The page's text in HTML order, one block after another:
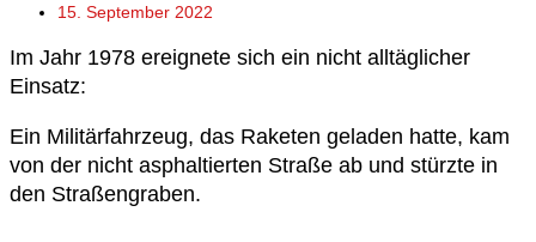
15. September 2022
Im Jahr 1978 ereignete sich ein nicht alltäglicher
Einsatz:
Ein Militärfahrzeug, das Raketen geladen hatte, kam
von der nicht asphaltierten Straße ab und stürzte in
den Straßengraben.